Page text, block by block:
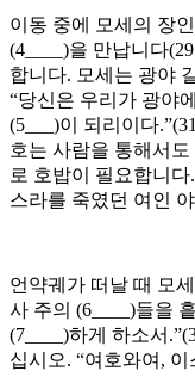
이동 중에 모세의 장
(4____)을 만납니다
합니다. 모세는 광야
“당신은 우리가 광야
(5___)이 되리이다
호는 사람을 통해서
로 호밥이 필요합니
스라를 죽였던 여인
언약궤가 떠날 때 모
사 주의 (6____)들을
(7____)하게 하소서
십시오. “여호와여,